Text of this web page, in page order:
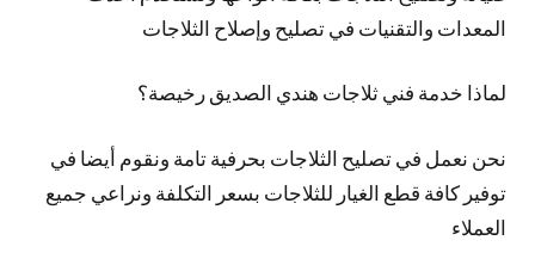
المعدات والتقنيات في تصليح وإصلاح الثلاجات
لماذا خدمة فني ثلاجات هندي الصديق رخيصة؟
نحن نعمل في تصليح الثلاجات بحرفية تامة ونقوم أيضا في
توفير كافة قطع الغيار للثلاجات بسعر التكلفة ونراعي جميع
العملاء